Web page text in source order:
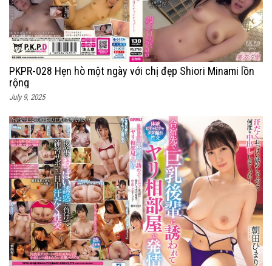
PKPR-028 Hẹn hò một ngày với chị đẹp Shiori Minami lồn
rộng
July 9, 2025